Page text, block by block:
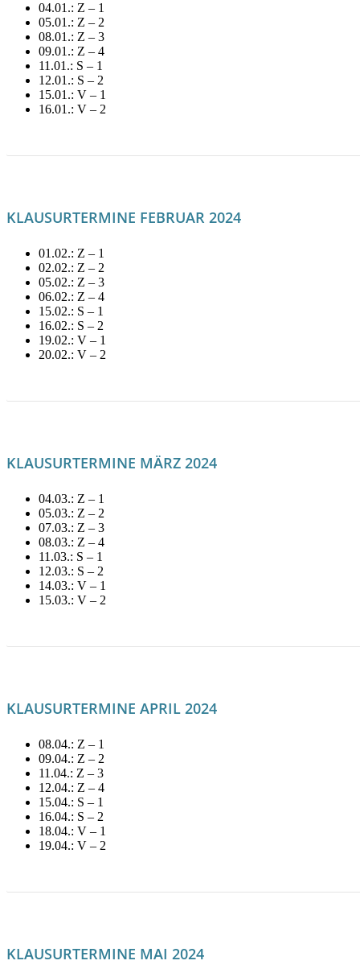
04.01.: Z – 1
05.01.: Z – 2
08.01.: Z – 3
09.01.: Z – 4
11.01.: S – 1
12.01.: S – 2
15.01.: V – 1
16.01.: V – 2
KLAUSURTERMINE FEBRUAR 2024
01.02.: Z – 1
02.02.: Z – 2
05.02.: Z – 3
06.02.: Z – 4
15.02.: S – 1
16.02.: S – 2
19.02.: V – 1
20.02.: V – 2
KLAUSURTERMINE MÄRZ 2024
04.03.: Z – 1
05.03.: Z – 2
07.03.: Z – 3
08.03.: Z – 4
11.03.: S – 1
12.03.: S – 2
14.03.: V – 1
15.03.: V – 2
KLAUSURTERMINE APRIL 2024
08.04.: Z – 1
09.04.: Z – 2
11.04.: Z – 3
12.04.: Z – 4
15.04.: S – 1
16.04.: S – 2
18.04.: V – 1
19.04.: V – 2
KLAUSURTERMINE MAI 2024